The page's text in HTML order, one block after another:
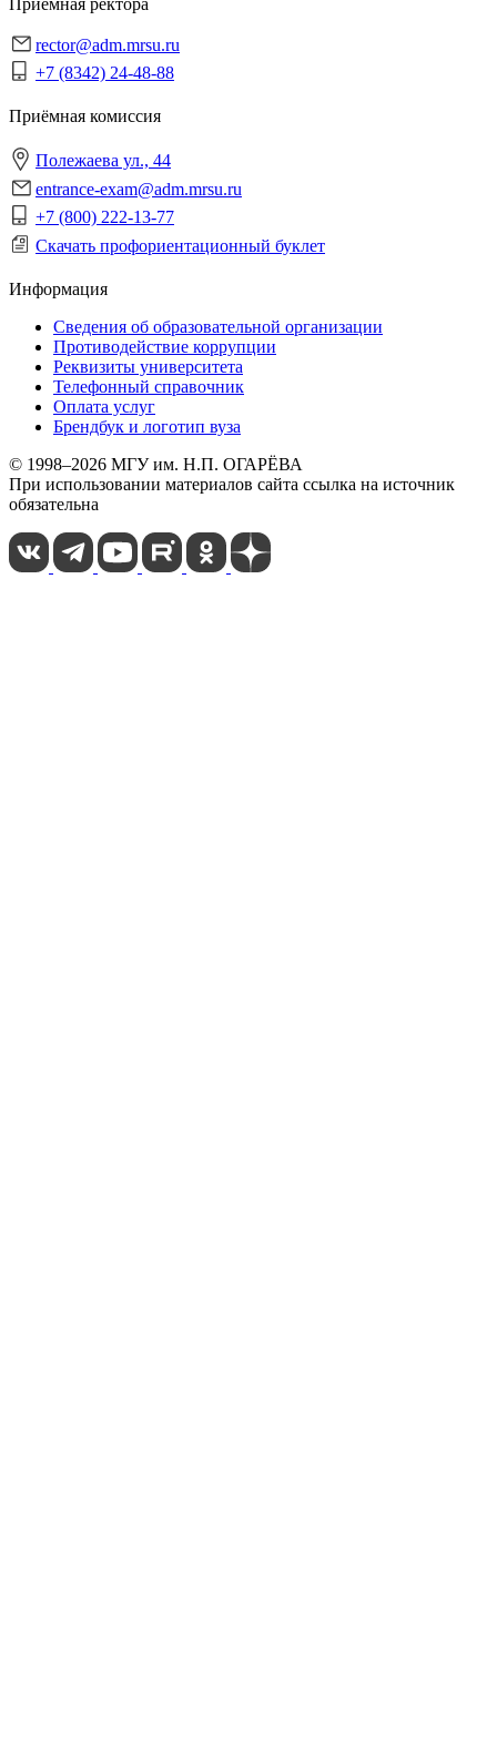
rector@adm.mrsu.ru
+7 (8342) 24-48-88
Приёмная комиссия
Полежаева ул., 44
entrance-exam@adm.mrsu.ru
+7 (800) 222-13-77
Скачать профориентационный буклет
Информация
Сведения об образовательной организации
Противодействие коррупции
Реквизиты университета
Телефонный справочник
Оплата услуг
Брендбук и логотип вуза
© 1998–2026 МГУ им. Н.П. ОГАРЁВА
При использовании материалов сайта ссылка на источник
обязательна